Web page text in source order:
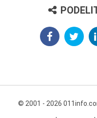
© 2001 - 2026